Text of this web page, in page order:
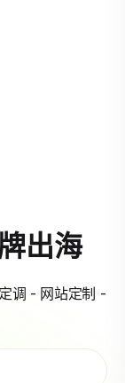
出海
调 - 网站定制 -